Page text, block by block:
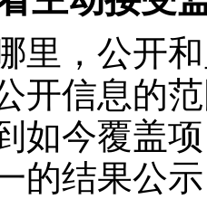
里，公开
开信息的
如今覆盖
的结果公